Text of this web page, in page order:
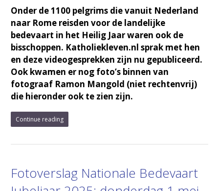
Onder de 1100 pelgrims die vanuit Nederland
naar Rome reisden voor de landelijke
bedevaart in het Heilig Jaar waren ook de
bisschoppen. Katholiekleven.nl sprak met hen
en deze videogesprekken zijn nu gepubliceerd.
Ook kwamen er nog foto’s binnen van
fotograaf Ramon Mangold (niet rechtenvrij)
die hieronder ook te zien zijn.
Continue reading
Fotoverslag Nationale Bedevaart